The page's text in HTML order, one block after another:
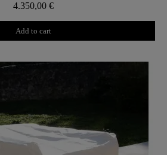
4.350,00 €
Add to cart